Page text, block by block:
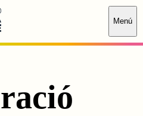
Menú